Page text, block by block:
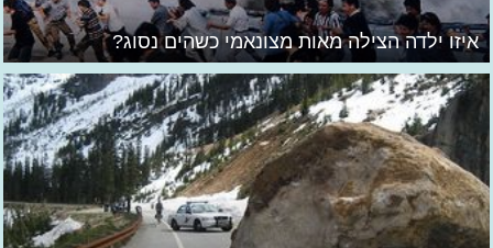
איזו ילדה הצילה מאות מצונאמי כשהים נסוג?